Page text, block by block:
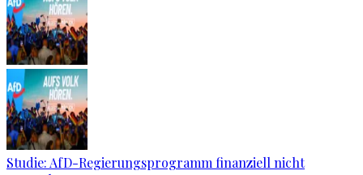
Studie: AfD-Regierungsprogramm finanziell nicht